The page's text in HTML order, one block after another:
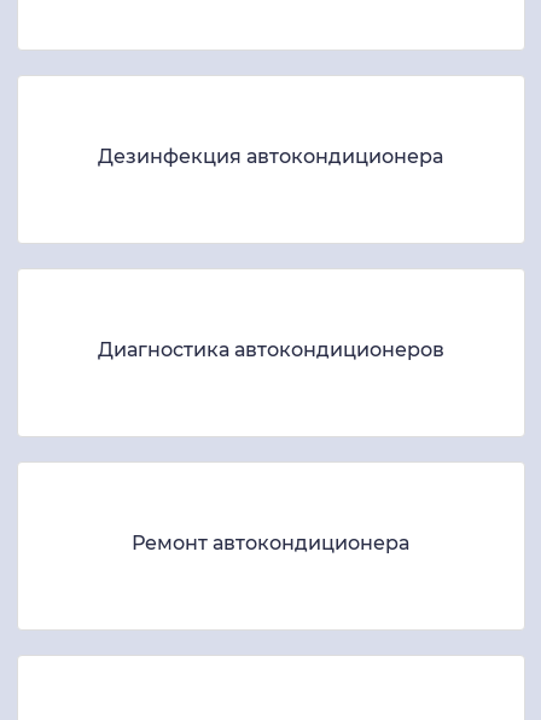
Дезинфекция автокондиционера
Диагностика автокондиционеров
Ремонт автокондиционера